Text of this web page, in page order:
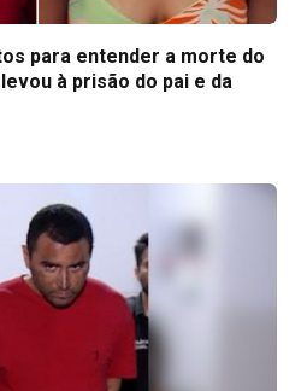
para entender a morte do
à prisão do pai e da